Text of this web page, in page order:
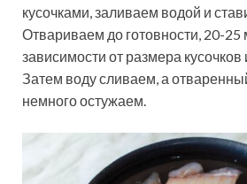
кусочками, заливаем водой и
Отвариваем до готовности, 20-25
зависимости от размера кусочков
Затем воду сливаем, а
немного остужаем.